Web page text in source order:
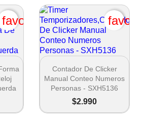
favorite_border
 Vista rápida
Contador De Clicker
Manual Conteo Numeros
Personas - SXH5136
$2.990